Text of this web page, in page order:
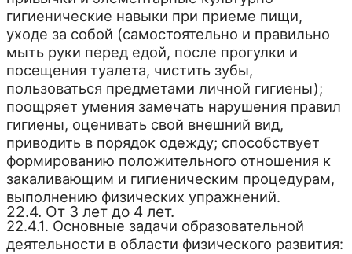
гигиенические навыки при приеме пищи,
уходе за собой (самостоятельно и правильно
мыть руки перед едой, после прогулки и
посещения туалета, чистить зубы,
пользоваться предметами личной гигиены);
поощряет умения замечать нарушения правил
гигиены, оценивать свой внешний вид,
приводить в порядок одежду; способствует
формированию положительного отношения к
закаливающим и гигиеническим процедурам,
выполнению физических упражнений.
22.4. От 3 лет до 4 лет.
22.4.1. Основные задачи образовательной
деятельности в области физического развития: